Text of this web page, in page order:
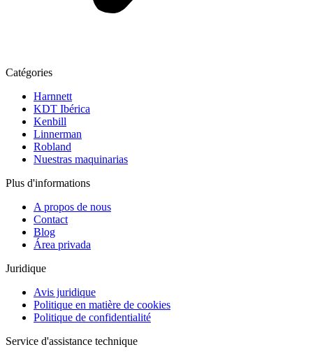
Catégories
Harnnett
KDT Ibérica
Kenbill
Linnerman
Robland
Nuestras maquinarias
Plus d'informations
A propos de nous
Contact
Blog
Área privada
Juridique
Avis juridique
Politique en matière de cookies
Politique de confidentialité
Service d'assistance technique